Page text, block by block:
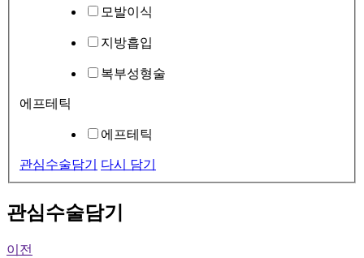
모발이식
지방흡입
복부성형술
에프테틱
에프테틱
관심수술담기 다시 담기
관심수술담기
이전